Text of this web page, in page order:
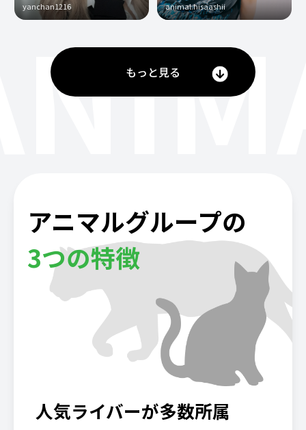
yanchan1216 animal.hisaashii
もっと見る
アニマルグループの
3つの特徴
人気ライバーが多数所属